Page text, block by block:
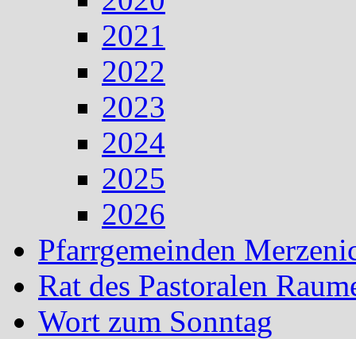
2021
2022
2023
2024
2025
2026
Pfarrgemeinden
Rat des Pastoralen
Wort zum Sonntag